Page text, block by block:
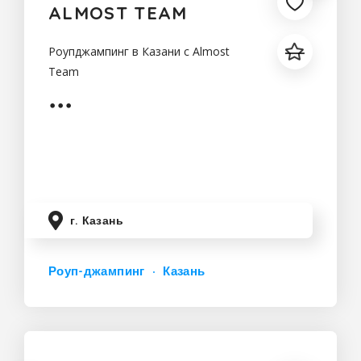
ALMOST TEAM
Роупджампинг в Казани с Almost
Team
г. Казань
Роуп-джампинг Казань